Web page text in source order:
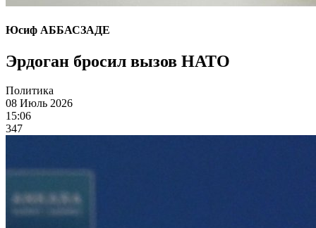
Юсиф АББАСЗАДЕ
Эрдоган бросил вызов НАТО
Политика
08 Июль 2026
15:06
347